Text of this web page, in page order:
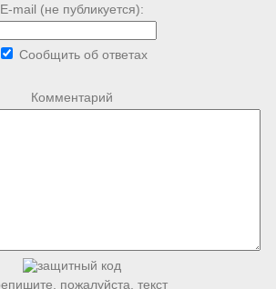
E-mail (не публикуется):
Сообщить об ответах
Комментарий
пожалуйста, текст